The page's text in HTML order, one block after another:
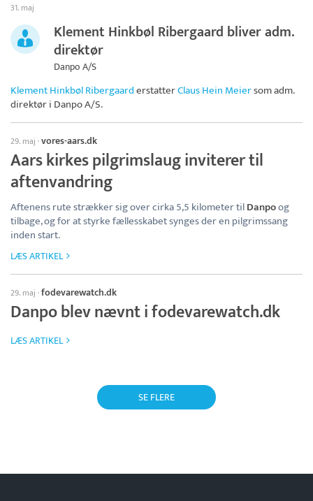
31. maj
Klement Hinkbøl Ribergaard bliver adm.
direktør
Danpo A/S
Klement Hinkbøl RibergaarderstatterClaus Hein Meiersom adm.
direktør i Danpo A/S.
29. maj ·vores-aars.dk
Aars kirkes pilgrimslaug inviterer til
aftenvandring
Aftenens rute strækker sig over cirka 5,5 kilometer tilDanpoog
tilbage, og for at styrke fællesskabet synges der en pilgrimssang
inden start.
LÆS ARTIKEL
29. maj ·fodevarewatch.dk
Danpo blev nævnt i fodevarewatch.dk
LÆS ARTIKEL
SE FLERE